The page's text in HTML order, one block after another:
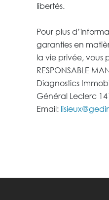
libertés.
Pour plus
garanties en
la vie privée, vous
RESPONSABLE
Diagnostics
Général Leclerc
Email: